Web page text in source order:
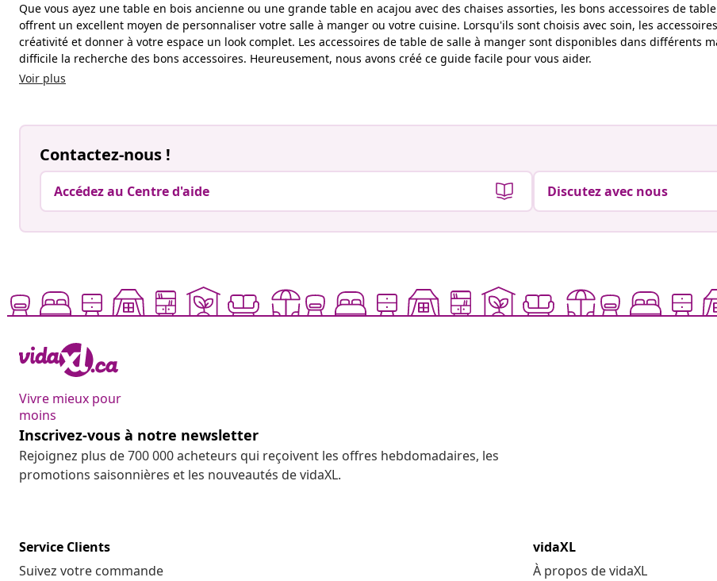
Que vous ayez une table en bois ancienne ou une grande table en acajou avec des chaises assorties, les bons accessoires de
offrent un excellent moyen de personnaliser votre salle à manger ou votre cuisine. Lorsqu'ils sont choisis avec soin, les
créativité et donner à votre espace un look complet. Les accessoires de table de salle à manger sont disponibles dans différents
difficile la recherche des bons accessoires. Heureusement, nous avons créé ce guide facile pour vous aider.
Voir plus
Contactez-nous !
Accédez au Centre d'aide Discutez avec nous
Vivre mieux pour
moins
Inscrivez-vous à notre newsletter
Rejoignez plus de 700 000 acheteurs qui reçoivent les offres hebdomadaires, les
promotions saisonnières et les nouveautés de vidaXL.
Service Clients
Suivez votre commande
vidaXL
À propos de vidaXL